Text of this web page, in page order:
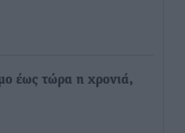
έως τώρα η χρονιά,